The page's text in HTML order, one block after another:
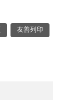
友善列印